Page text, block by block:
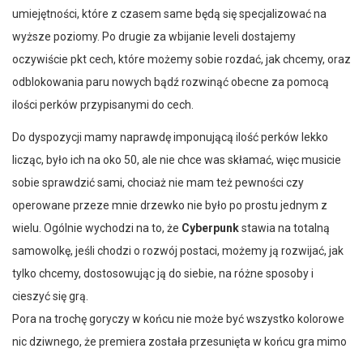
umiejętności, które z czasem same będą się specjalizować na
wyższe poziomy. Po drugie za wbijanie leveli dostajemy
oczywiście pkt cech, które możemy sobie rozdać, jak chcemy, oraz
odblokowania paru nowych bądź rozwinąć obecne za pomocą
ilości perków przypisanymi do cech.
Do dyspozycji mamy naprawdę imponującą ilość perków lekko
licząc, było ich na oko 50, ale nie chce was skłamać, więc musicie
sobie sprawdzić sami, chociaż nie mam też pewności czy
operowane przeze mnie drzewko nie było po prostu jednym z
wielu. Ogólnie wychodzi na to, że Cyberpunkstawia na totalną
samowolkę, jeśli chodzi o rozwój postaci, możemy ją rozwijać, jak
tylko chcemy, dostosowując ją do siebie, na różne sposoby i
cieszyć się grą.
Pora na trochę goryczy w końcu nie może być wszystko kolorowe
nic dziwnego, że premiera została przesunięta w końcu gra mimo